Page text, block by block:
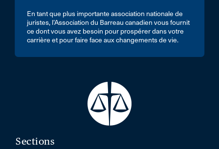
En tant que plus importante association nationale de
juristes, l’Association du Barreau canadien vous fournit
ce dont vous avez besoin pour prospérer dans votre
carrière et pour faire face aux changements de vie.
Sections